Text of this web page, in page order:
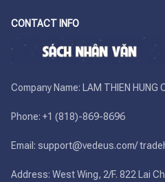
CONTACT INFO
Company Name: LAM THIEN HUNG
Phone: +1 (818)-869-8696
Email: support@vedeus.com/
Address: West Wing, 2/F. 822 Lai